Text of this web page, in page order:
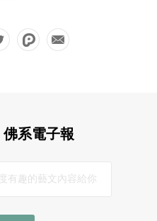
系電子報